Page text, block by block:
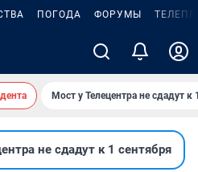
ПОГОДА ФОРУМЫ
Мост у Телецентра не сдадут к
не сдадут к 1 сентября